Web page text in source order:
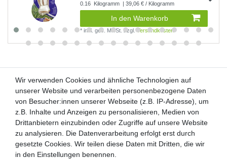
0.16 Kilogramm | 39,06 € / Kilogramm
In den Warenkorb
*inkl. ges. MwSt. zzgl. Versandkosten
Kunden-Anfragen: info@zooheld.de
Über uns
Zahlung und Versand
Retouren
Wir verwenden Cookies und ähnliche Technologien auf
unserer Website und verarbeiten personenbezogene Daten
von Besucher:innen unserer Webseite (z.B. IP-Adresse), um
z.B. Inhalte und Anzeigen zu personalisieren, Medien von
Drittanbietern einzubinden oder Zugriffe auf unsere Website
zu analysieren. Die Datenverarbeitung erfolgt erst durch
gesetzte Cookies. Wir teilen diese Daten mit Dritten, die wir
in den Einstellungen benennen.
Wir verwenden Cookies und ähnliche Technologien auf
unserer Website und verarbeiten personenbezogene Daten
von Besucher:innen unserer Webseite (z.B. IP-Adresse), um
z.B. Inhalte und Anzeigen zu personalisieren, Medien von
Drittanbietern einzubinden oder Zugriffe auf unsere Website
zu analysieren. Die Datenverarbeitung erfolgt erst durch
gesetzte Cookies. Wir teilen diese Daten mit Dritten, die wir
in den Einstellungen benennen.